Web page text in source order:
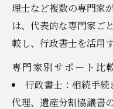
理士など複数の専門家
は、代表的な専門家ご
較し、行政書士を活用
専門家別サポート比
行政書士：相続手
代理、遺産分割協議書